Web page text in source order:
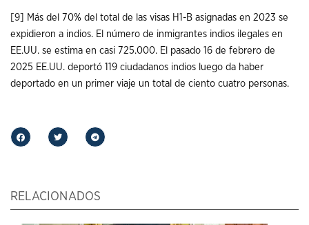
[9]
Más del 70% del total de las visas H1-B asignadas en 2023 se
expidieron a indios. El número de inmigrantes indios ilegales en
EE.UU. se estima en casi 725.000. El pasado 16 de febrero de
2025 EE.UU. deportó 119 ciudadanos indios luego da haber
deportado en un primer viaje un total de ciento cuatro personas.
RELACIONADOS